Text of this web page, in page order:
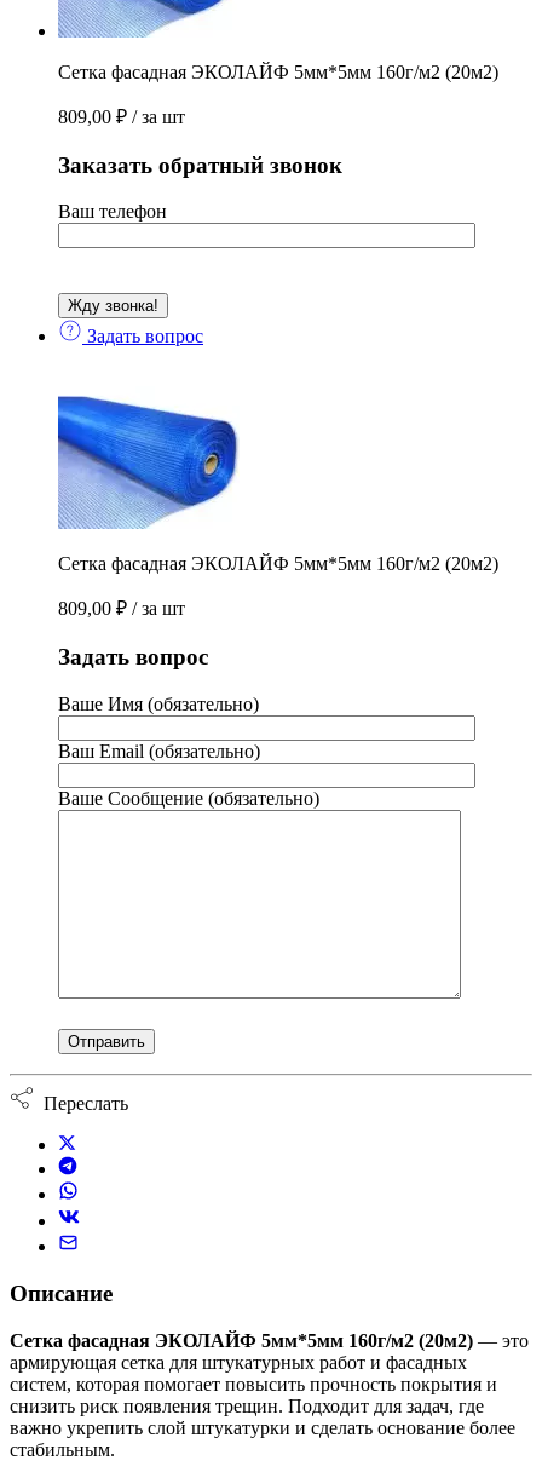
Сетка фасадная ЭКОЛАЙФ 5мм*5мм 160г/м2 (20м2)
809,00 ₽ / за шт
Заказать обратный звонок
Ваш телефон
Задать вопрос
Сетка фасадная ЭКОЛАЙФ 5мм*5мм 160г/м2 (20м2)
809,00 ₽ / за шт
Задать вопрос
Ваше Имя (обязательно)
Ваш Email (обязательно)
Ваше Сообщение (обязательно)
Переслать
Описание
Сетка фасадная ЭКОЛАЙФ 5мм*5мм 160г/м2 (20м2) — это
армирующая сетка для штукатурных работ и фасадных
систем, которая помогает повысить прочность покрытия и
снизить риск появления трещин. Подходит для задач, где
важно укрепить слой штукатурки и сделать основание более
стабильным.